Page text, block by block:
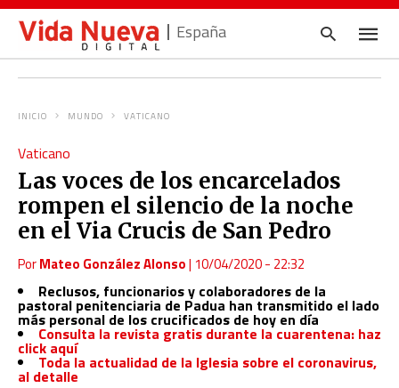
España
INICIO MUNDO VATICANO
Vaticano
Las voces de los encarcelados
rompen el silencio de la noche
en el Via Crucis de San Pedro
PorMateo González Alonso| 10/04/2020 - 22:32
Reclusos, funcionarios y colaboradores de la
pastoral penitenciaria de Padua han transmitido el lado
más personal de los crucificados de hoy en día
Consulta la revista gratis durante la cuarentena: haz
click aquí
Toda la actualidad de la Iglesia sobre el coronavirus,
al detalle